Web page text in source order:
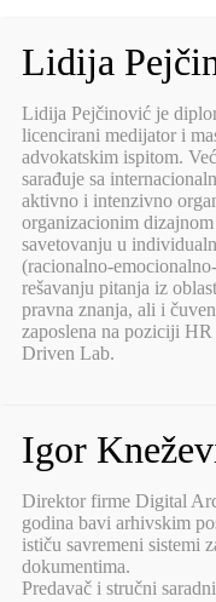
Lidija
Lidija Pejčinović je
licencirani medijator i
advokatskim ispitom.
sarađuje sa
aktivno i intenzivno
organizacionim
savetovanju u
(racionalno-
rešavanju pitanja iz
pravna znanja, ali i
zaposlena na poziciji
Driven Lab.
Igor
Direktor firme Digital
godina bavi arhivskim
ističu savremeni sistemi
dokumentima.
Predavač i stručni